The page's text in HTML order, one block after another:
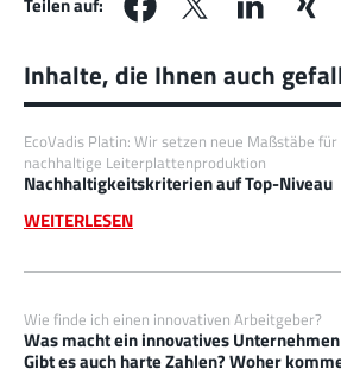
Inhalte, die Ihnen auch
EcoVadis Platin: Wir setzen neue Maßstäbe für
nachhaltige Leiterplattenproduktion
Nachhaltigkeitskriterien auf Top-Niveau
WEITERLESEN
Wie finde ich einen innovativen Arbeitgeber?
Was macht ein innovatives
Gibt es auch harte Zahlen? Woher